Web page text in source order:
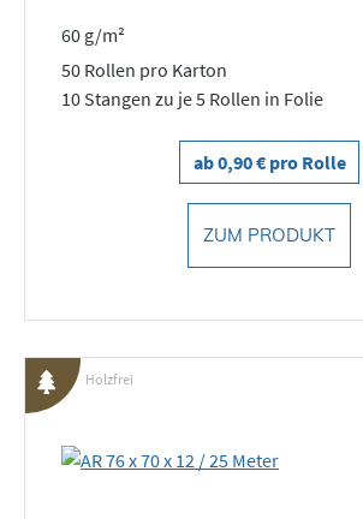
60 g/m²
50 Rollen pro Karton
10 Stangen zu je 5 Rollen in Folie
ab 0,90 € pro Rolle
ZUM PRODUKT
Holzfrei